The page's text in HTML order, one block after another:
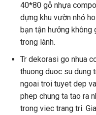
40*80 gỗ nhựa
dựng khu vườn nhỏ
bạn tận hưởng không
trong lành.
Tr dekorasi go nhua
thuong duoc su dung
ngoai troi tuyet dep
phep chung ta tao ra
trong viec trang tri.